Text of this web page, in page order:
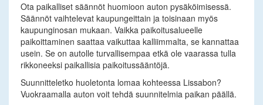
Ota paikalliset säännöt huomioon auton pysäköimisessä.
Säännöt vaihtelevat kaupungeittain ja toisinaan myös
kaupunginosan mukaan. Vaikka paikoitusalueelle
paikoittaminen saattaa vaikuttaa kalliimmalta, se kannattaa
usein. Se on autolle turvallisempaa etkä ole vaarassa tulla
rikkoneeksi paikallisia paikoitussääntöjä.
Suunnitteletko huoletonta lomaa kohteessa Lissabon?
Vuokraamalla auton voit tehdä suunnitelmia paikan päällä.